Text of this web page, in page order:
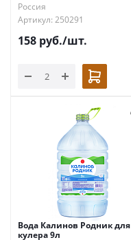
Россия
Артикул: 250291
158 руб./шт.
Вода Калинов Родник для
кулера 9л